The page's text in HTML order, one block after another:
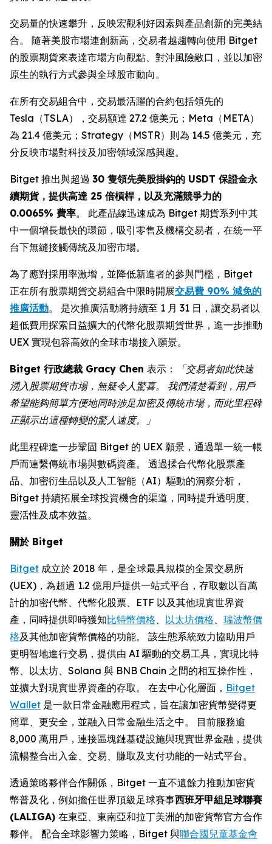
交易量的快速攀升，反映宏觀利好因素與產品創新的完美結
合。 隨著美股市場連創新高，交易者越趨轉向使用 Bitget
的股票期貨來表達市場方向觀點、對沖風險敞口，並以加密
原生的執行方式參與全球股市動向。
在所有交易組合中，交易最活躍的合約包括領先的
Tesla（TSLA），交易額達 27.2 億美元；Meta（META）
為 21.4 億美元；Strategy（MSTR）則為 14.5 億美元，充
分反映市場對科技及加密領域深感興趣。
Bitget 推出與超過 30 隻領先美股掛鈎的 USDT 保證金永
續期貨，提供高達 25 倍槓桿，以及充滿競爭力的
0.0065% 費率。 此產品線迅速成為 Bitget 期貨系列中其
中一個增長最快的環節，吸引零售及機構交易者，在統一平
台下無縫接觸傳統及加密市場。
為了應對採用率激增，並降低新進者的參與門檻，Bitget
正在所有股票期貨交易組合中限時開展交易費 90% 減免的
推廣活動。 是次推廣活動將持續至 1 月 31 日，讓交易者以
超低費用探索日益擴大的代幣化股票期貨世界，進一步推動
UEX 實現包容高效的全球市場接入願景。
Bitget 行政總裁 Gracy Chen 表示：
「交易者如此快速
湧入股票期貨市場，無疑令人驚喜。 我們清楚看到，用戶
希望能夠簡單方便地同時涉足加密及傳統市場，而此里程碑
正顯示出這種轉變的驚人速度。」
此里程碑進一步鞏固 Bitget 的 UEX 願景，通過單一統一帳
戶而連繫傳統市場與數碼資產。 透過揉合代幣化股票產
品、加密衍生品以及人工智能（AI）驅動的洞察分析，
Bitget 持續拓展全球投資機會的渠道，同時提升透明度、
靈活性及成本效益。
關於 Bitget
Bitget 成立於 2018 年，是全球最具規模的全景交易所
(UEX)，為超過 1.2 億用戶提供一站式平台，存取數以百萬
計的加密代幣、代幣化股票、ETF 以及其他現實世界資
產，同時提供即時獲知比特幣價格、 以太坊價格、 瑞波幣價
格及其他加密貨幣價格的功能。 該生態系統致力協助用戶
更明智地進行交易，提供由 AI 驅動的交易工具，實現比特
幣、以太坊、Solana 與 BNB Chain 之間的相互操作性，
並擴大對現實世界資產的存取。 在去中心化層面， Bitget
Wallet 是一款日常金融應用程式，旨在讓加密貨幣變得更
簡單、更安全，並融入日常金融生活之中。 目前服務逾
8,000 萬用戶，連接區塊鏈基礎設施與現實世界金融，提供
流暢整合出入金、交易、賺取及支付功能的一站式平台。
透過策略夥伴合作關係，Bitget 一直不遺餘力推動加密貨
幣普及化，例如擔任世界頂級足球賽事西班牙甲組足球聯賽
(LALIGA) 在東亞、東南亞和拉丁美洲的加密貨幣官方合作
夥伴。 配合全球影響力策略，Bitget 與聯合國兒童基金會